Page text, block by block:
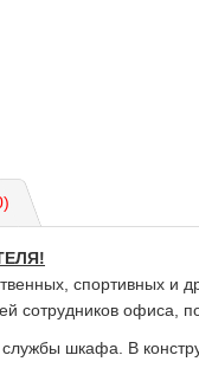
спортивных
сотрудников офиса,
шкафа. В